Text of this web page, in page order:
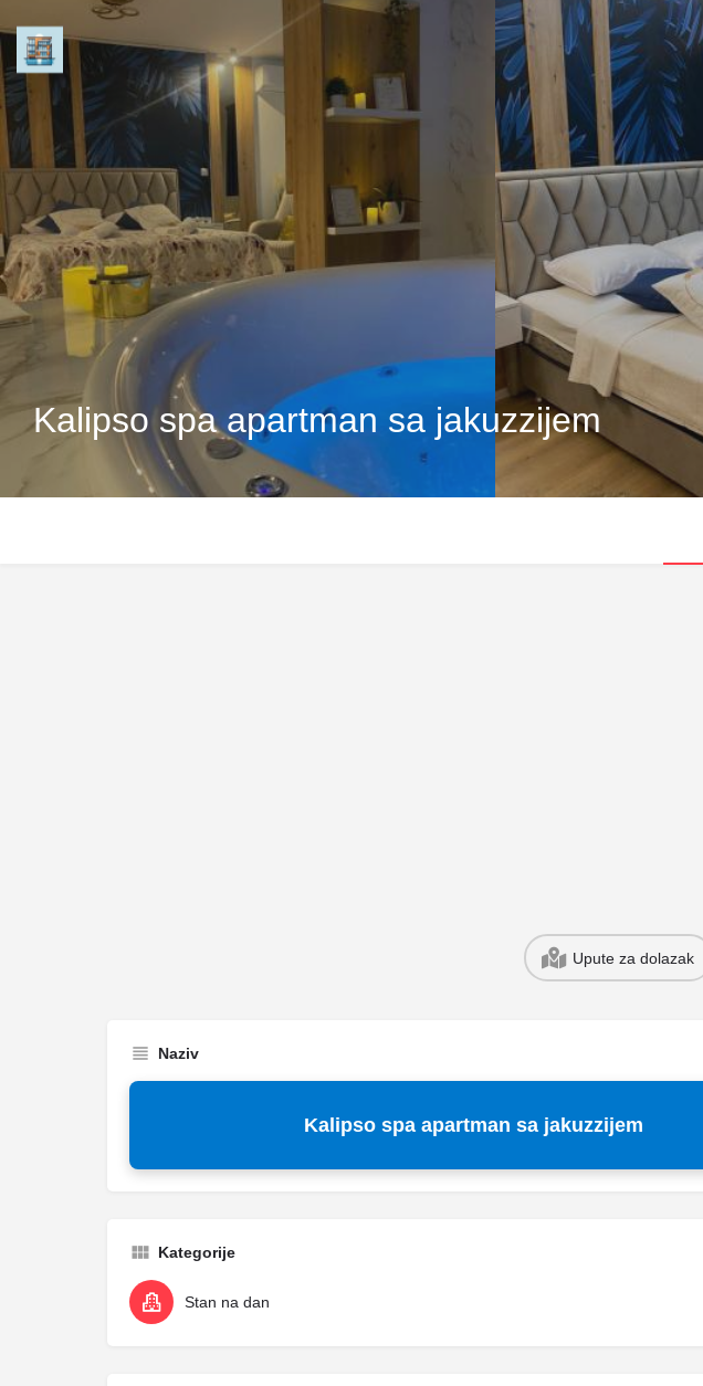
Kalipso spa apartman sa jakuzzijem
Upute za dolazak
Naziv
Kalipso spa apartman sa jakuzzijem
Kategorije
Stan na dan